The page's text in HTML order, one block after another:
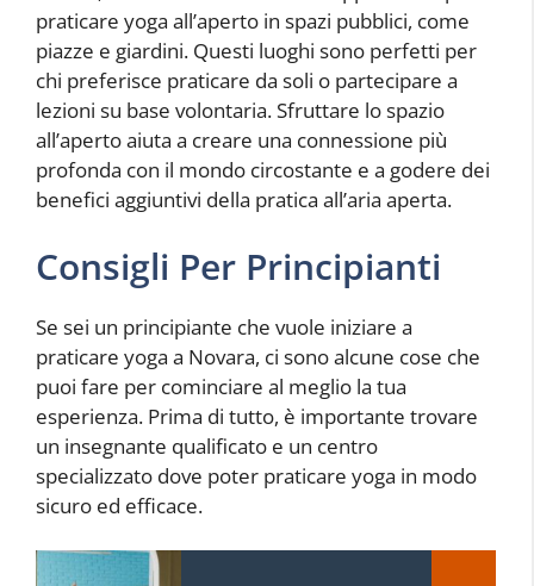
praticare yoga all’aperto in spazi pubblici, come
piazze e giardini. Questi luoghi sono perfetti per
chi preferisce praticare da soli o partecipare a
lezioni su base volontaria. Sfruttare lo spazio
all’aperto aiuta a creare una connessione più
profonda con il mondo circostante e a godere dei
benefici aggiuntivi della pratica all’aria aperta.
Consigli Per Principianti
Se sei un principiante che vuole iniziare a
praticare yoga a Novara, ci sono alcune cose che
puoi fare per cominciare al meglio la tua
esperienza. Prima di tutto, è importante trovare
un insegnante qualificato e un centro
specializzato dove poter praticare yoga in modo
sicuro ed efficace.